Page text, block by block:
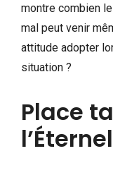
montre combien
mal peut venir
attitude adopter
situation ?
Place